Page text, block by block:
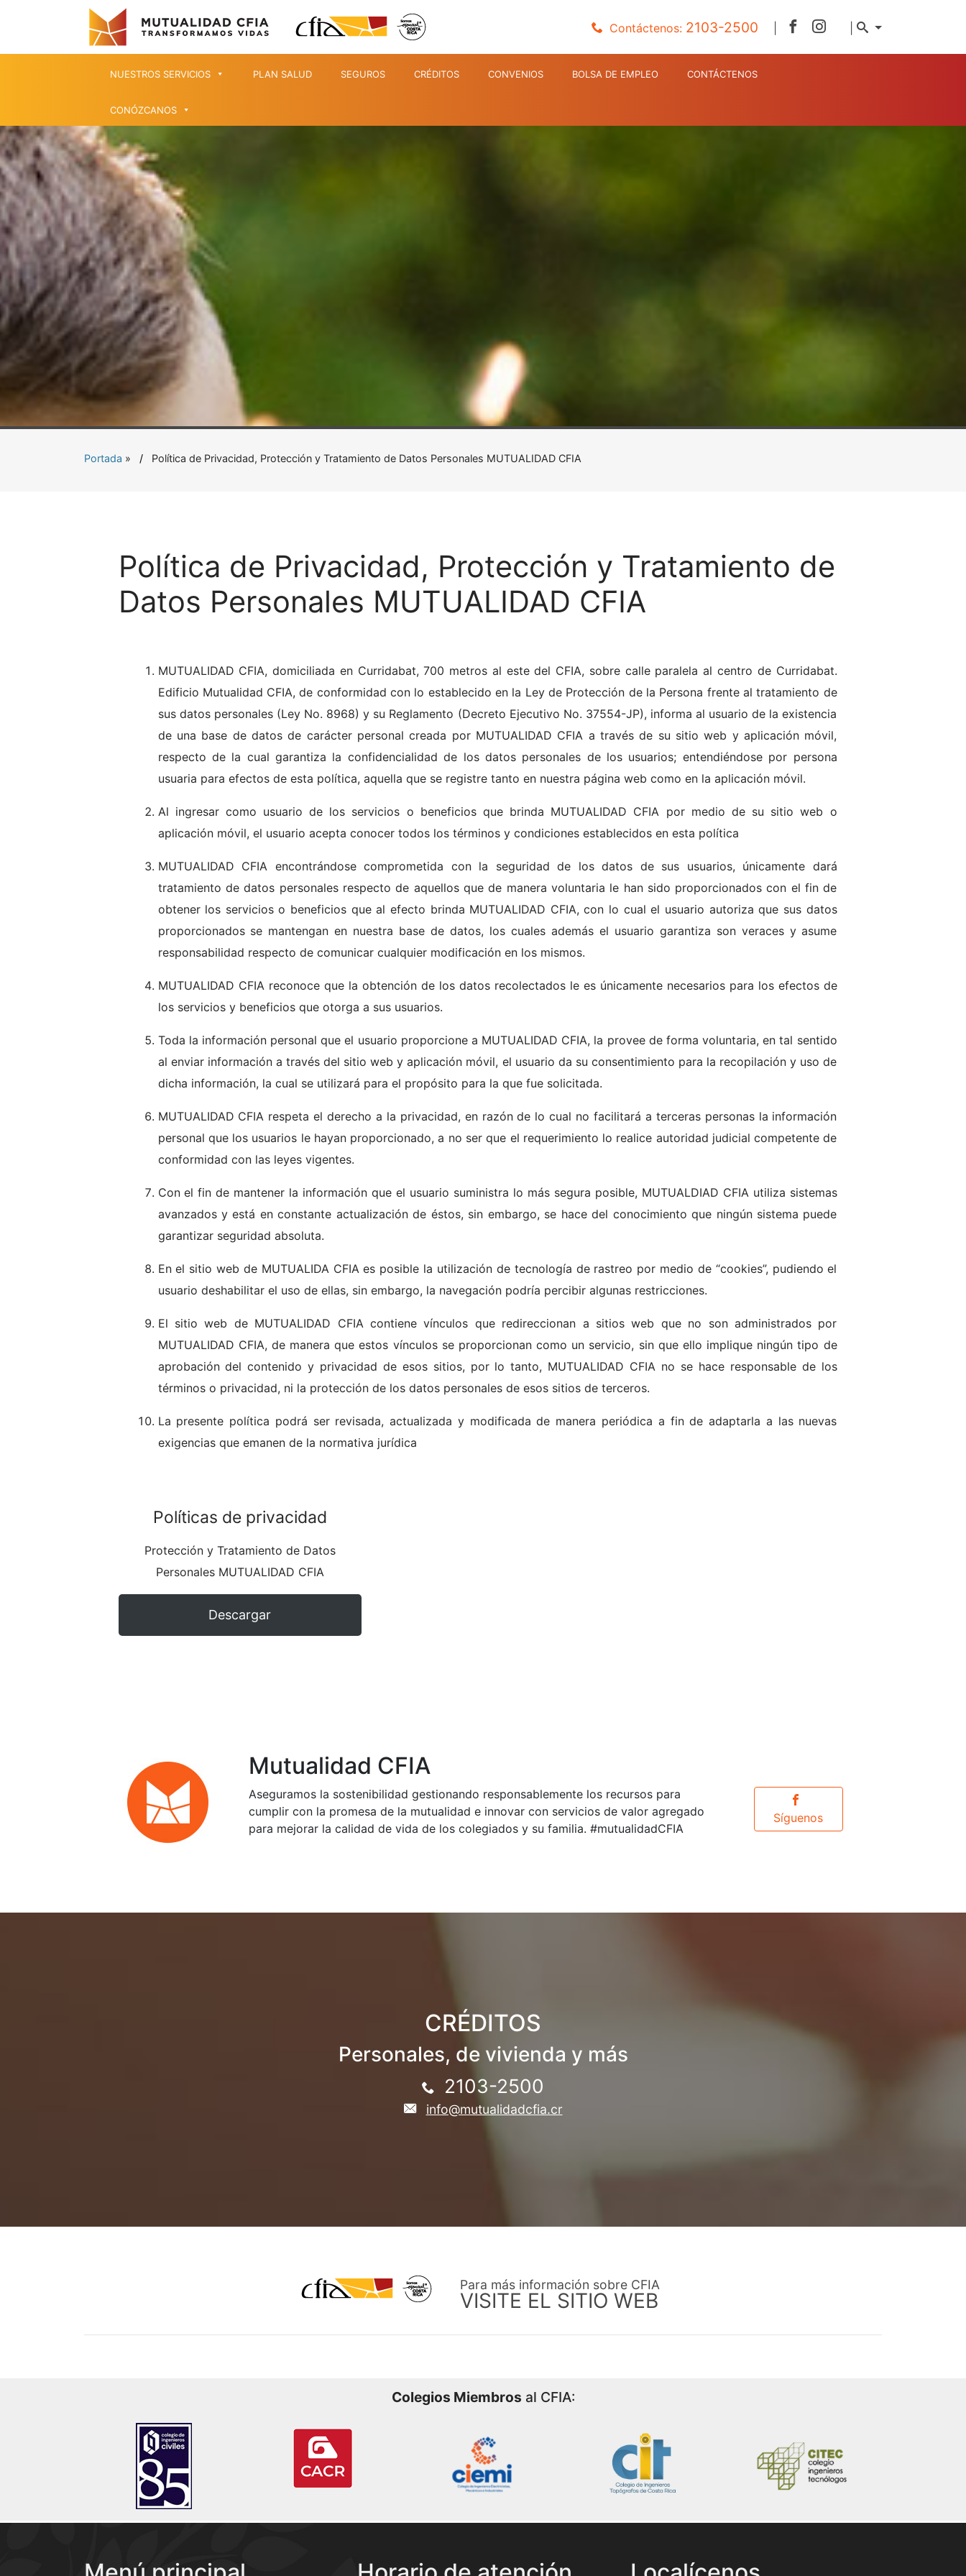
Contáctenos: 2103-2500 |
NUESTROS SERVICIOS PLAN SALUD SEGUROS CRÉDITOS CONVENIOS BOLSA DE EMPLEO CONTÁCTENOS
CONÓZCANOS
Portada » Política de Privacidad, Protección y Tratamiento de Datos Personales MUTUALIDAD CFIA
Política de Privacidad, Protección y Tratamiento de
Datos Personales MUTUALIDAD CFIA
MUTUALIDAD CFIA, domiciliada en Curridabat, 700 metros al este del CFIA, sobre calle paralela al centro de Curridabat.
Edificio Mutualidad CFIA, de conformidad con lo establecido en la Ley de Protección de la Persona frente al tratamiento de
sus datos personales (Ley No. 8968) y su Reglamento (Decreto Ejecutivo No. 37554-JP), informa al usuario de la existencia
de una base de datos de carácter personal creada por MUTUALIDAD CFIA a través de su sitio web y aplicación móvil,
respecto de la cual garantiza la confidencialidad de los datos personales de los usuarios; entendiéndose por persona
usuaria para efectos de esta política, aquella que se registre tanto en nuestra página web como en la aplicación móvil.
Al ingresar como usuario de los servicios o beneficios que brinda MUTUALIDAD CFIA por medio de su sitio web o
aplicación móvil, el usuario acepta conocer todos los términos y condiciones establecidos en esta política
MUTUALIDAD CFIA encontrándose comprometida con la seguridad de los datos de sus usuarios, únicamente dará
tratamiento de datos personales respecto de aquellos que de manera voluntaria le han sido proporcionados con el fin de
obtener los servicios o beneficios que al efecto brinda MUTUALIDAD CFIA, con lo cual el usuario autoriza que sus datos
proporcionados se mantengan en nuestra base de datos, los cuales además el usuario garantiza son veraces y asume
responsabilidad respecto de comunicar cualquier modificación en los mismos.
MUTUALIDAD CFIA reconoce que la obtención de los datos recolectados le es únicamente necesarios para los efectos de
los servicios y beneficios que otorga a sus usuarios.
Toda la información personal que el usuario proporcione a MUTUALIDAD CFIA, la provee de forma voluntaria, en tal sentido
al enviar información a través del sitio web y aplicación móvil, el usuario da su consentimiento para la recopilación y uso de
dicha información, la cual se utilizará para el propósito para la que fue solicitada.
MUTUALIDAD CFIA respeta el derecho a la privacidad, en razón de lo cual no facilitará a terceras personas la información
personal que los usuarios le hayan proporcionado, a no ser que el requerimiento lo realice autoridad judicial competente de
conformidad con las leyes vigentes.
Con el fin de mantener la información que el usuario suministra lo más segura posible, MUTUALDIAD CFIA utiliza sistemas
avanzados y está en constante actualización de éstos, sin embargo, se hace del conocimiento que ningún sistema puede
garantizar seguridad absoluta.
En el sitio web de MUTUALIDA CFIA es posible la utilización de tecnología de rastreo por medio de “cookies”, pudiendo el
usuario deshabilitar el uso de ellas, sin embargo, la navegación podría percibir algunas restricciones.
El sitio web de MUTUALIDAD CFIA contiene vínculos que redireccionan a sitios web que no son administrados por
MUTUALIDAD CFIA, de manera que estos vínculos se proporcionan como un servicio, sin que ello implique ningún tipo de
aprobación del contenido y privacidad de esos sitios, por lo tanto, MUTUALIDAD CFIA no se hace responsable de los
términos o privacidad, ni la protección de los datos personales de esos sitios de terceros.
La presente política podrá ser revisada, actualizada y modificada de manera periódica a fin de adaptarla a las nuevas
exigencias que emanen de la normativa jurídica
Políticas de privacidad
Protección y Tratamiento de Datos
Personales MUTUALIDAD CFIA
Descargar
Mutualidad CFIA
Aseguramos la sostenibilidad gestionando responsablemente los recursos para
cumplir con la promesa de la mutualidad e innovar con servicios de valor agregado
para mejorar la calidad de vida de los colegiados y su familia. #mutualidadCFIA
Síguenos
CRÉDITOS
Personales, de vivienda y más
2103-2500
info@mutualidadcfia.cr
Para más información sobre CFIA
VISITE EL SITIO WEB
Colegios Miembros al CFIA: